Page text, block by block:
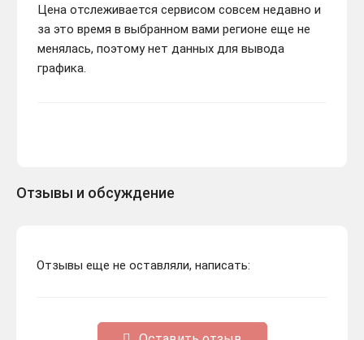
Цена отслеживается сервисом совсем недавно и
за это время в выбранном вами регионе еще не
менялась, поэтому нет данных для вывода
графика.
Отзывы и обсуждение
Отзывы еще не оставляли, написать: